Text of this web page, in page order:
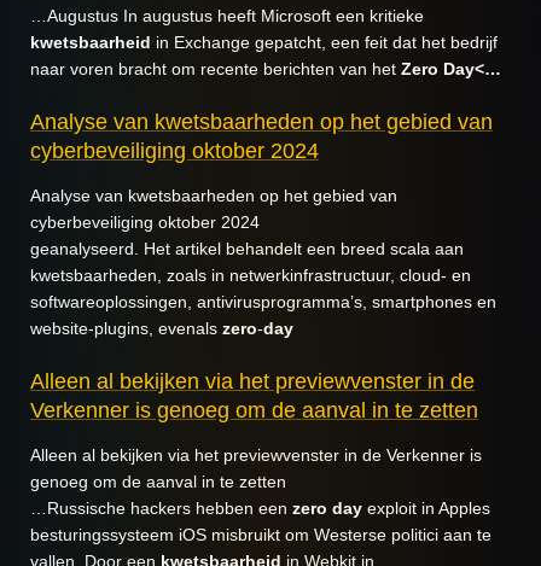
…Augustus In augustus heeft Microsoft een kritieke
kwetsbaarheid in Exchange gepatcht, een feit dat het bedrijf
naar voren bracht om recente berichten van het Zero Day<…
Analyse van kwetsbaarheden op het gebied van
cyberbeveiliging oktober 2024
Analyse van kwetsbaarheden op het gebied van
cyberbeveiliging oktober 2024
geanalyseerd. Het artikel behandelt een breed scala aan
kwetsbaarheden, zoals in netwerkinfrastructuur, cloud- en
softwareoplossingen, antivirusprogramma’s, smartphones en
website-plugins, evenals zero-day
Alleen al bekijken via het previewvenster in de
Verkenner is genoeg om de aanval in te zetten
Alleen al bekijken via het previewvenster in de Verkenner is
genoeg om de aanval in te zetten
…Russische hackers hebben een zero day exploit in Apples
besturingssysteem iOS misbruikt om Westerse politici aan te
vallen. Door een kwetsbaarheid in Webkit in…